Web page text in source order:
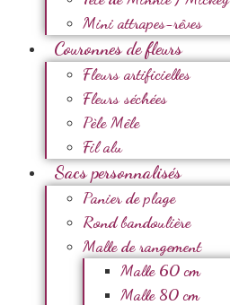
Mini attrapes-rêves
Couronnes de fleurs
Fleurs artificielles
Fleurs séchées
Pèle Mêle
Fil alu
Sacs personnalisés
Panier de plage
Rond bandoulière
Malle de rangement
Malle 60 cm
Malle 80 cm